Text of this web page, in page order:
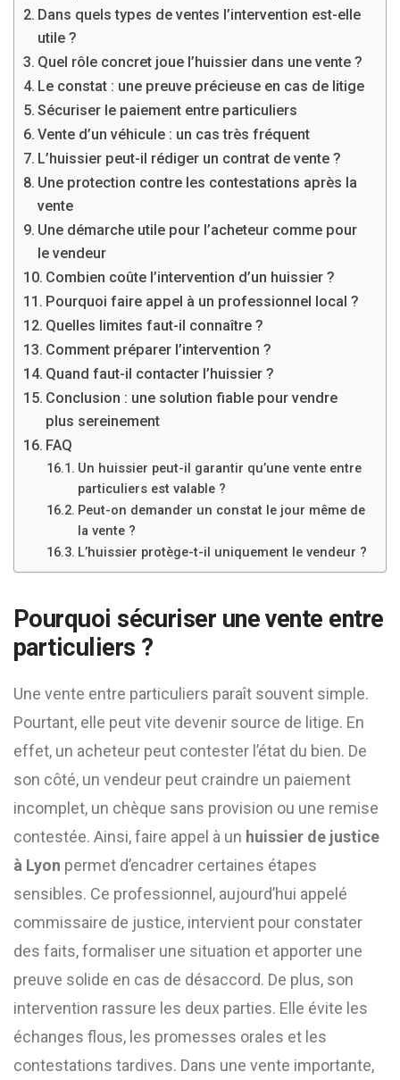
Dans quels types de ventes l’intervention est-elle
utile ?
Quel rôle concret joue l’huissier dans une vente ?
Le constat : une preuve précieuse en cas de litige
Sécuriser le paiement entre particuliers
Vente d’un véhicule : un cas très fréquent
L’huissier peut-il rédiger un contrat de vente ?
Une protection contre les contestations après la
vente
Une démarche utile pour l’acheteur comme pour
le vendeur
Combien coûte l’intervention d’un huissier ?
Pourquoi faire appel à un professionnel local ?
Quelles limites faut-il connaître ?
Comment préparer l’intervention ?
Quand faut-il contacter l’huissier ?
Conclusion : une solution fiable pour vendre
plus sereinement
FAQ
Un huissier peut-il garantir qu’une vente entre
particuliers est valable ?
Peut-on demander un constat le jour même de
la vente ?
L’huissier protège-t-il uniquement le vendeur ?
Pourquoi sécuriser une vente entre
particuliers ?
Une vente entre particuliers paraît souvent simple.
Pourtant, elle peut vite devenir source de litige. En
effet, un acheteur peut contester l’état du bien. De
son côté, un vendeur peut craindre un paiement
incomplet, un chèque sans provision ou une remise
contestée. Ainsi, faire appel à un huissier de justice
à Lyon permet d’encadrer certaines étapes
sensibles. Ce professionnel, aujourd’hui appelé
commissaire de justice, intervient pour constater
des faits, formaliser une situation et apporter une
preuve solide en cas de désaccord. De plus, son
intervention rassure les deux parties. Elle évite les
échanges flous, les promesses orales et les
contestations tardives. Dans une vente importante,